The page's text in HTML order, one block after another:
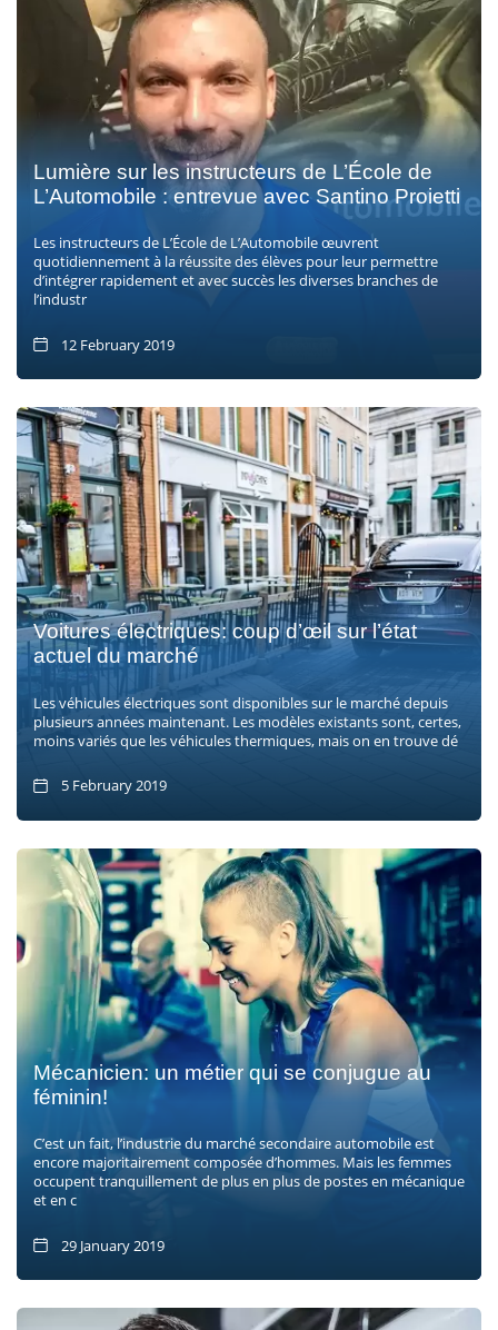
Lumière sur les instructeurs de L’École de
L’Automobile : entrevue avec Santino Proietti
Les instructeurs de L’École de L’Automobile œuvrent
quotidiennement à la réussite des élèves pour leur permettre
d’intégrer rapidement et avec succès les diverses branches de
l’industr
12 February 2019
Voitures électriques: coup d’œil sur l’état
actuel du marché
Les véhicules électriques sont disponibles sur le marché depuis
plusieurs années maintenant. Les modèles existants sont, certes,
moins variés que les véhicules thermiques, mais on en trouve dé
5 February 2019
Mécanicien: un métier qui se conjugue au
féminin!
C’est un fait, l’industrie du marché secondaire automobile est
encore majoritairement composée d’hommes. Mais les femmes
occupent tranquillement de plus en plus de postes en mécanique
et en c
29 January 2019